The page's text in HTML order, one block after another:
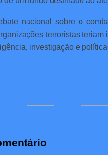
nacional sobre o
terroristas
investigação e